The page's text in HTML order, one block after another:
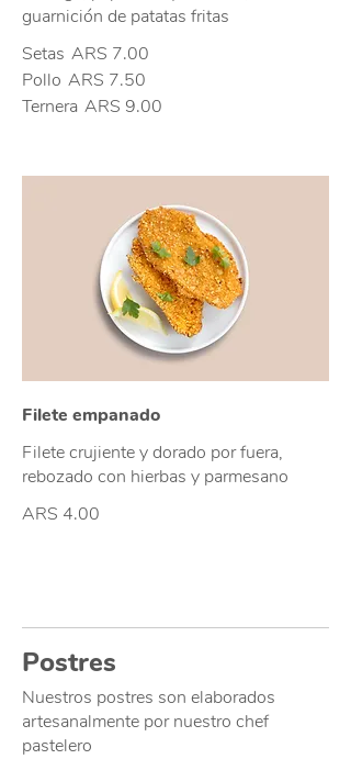
guarnición de patatas fritas
Setas ARS 7.00
Pollo ARS 7.50
Ternera ARS 9.00
Filete empanado
Filete crujiente y dorado por fuera,
rebozado con hierbas y parmesano
ARS 4.00
Postres
Nuestros postres son elaborados
artesanalmente por nuestro chef
pastelero